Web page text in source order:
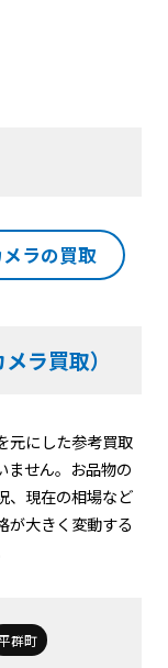
メラの買取
ラ買取）
元にした参考買取
ません。お品物の
、現在の相場など
が大きく変動する
群町